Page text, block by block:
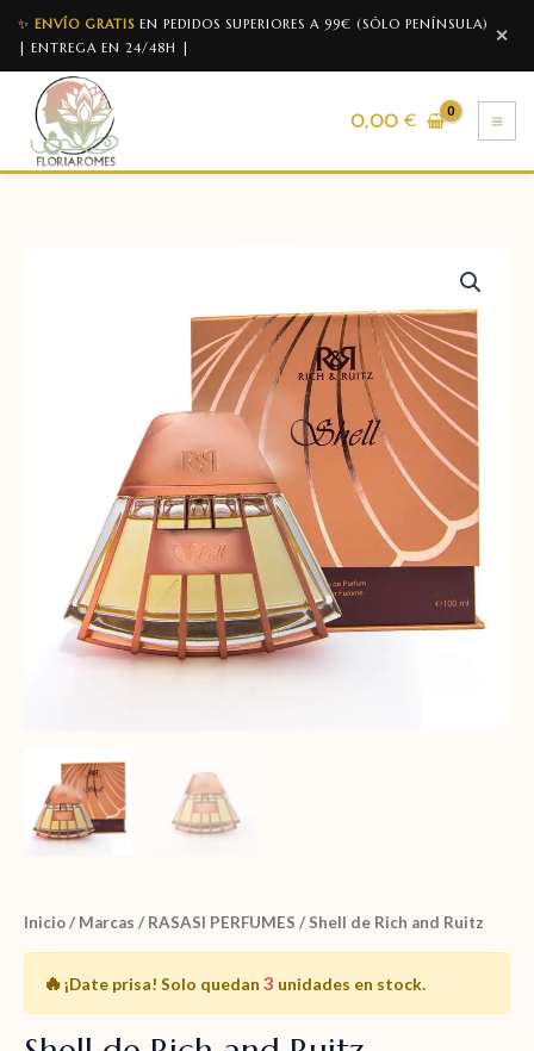
✨ ENVÍO GRATIS EN PEDIDOS SUPERIORES A 99€ (SÓLO PENÍNSULA)
| ENTREGA EN 24/48H |
✕
0,00€
Inicio/ Marcas / RASASI PERFUMES / Shell de Rich and Ruitz
🔥¡Date prisa! Solo quedan 3 unidades en stock.